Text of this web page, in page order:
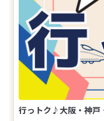
行っトク♪大阪・神